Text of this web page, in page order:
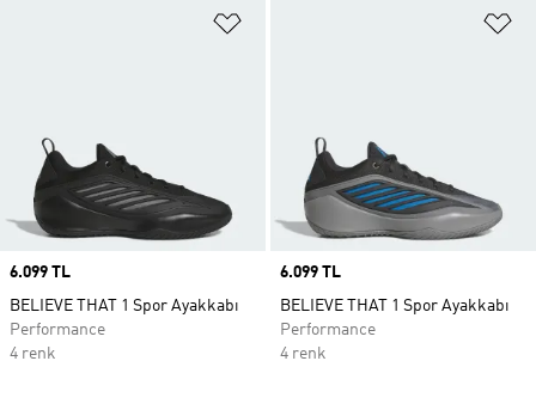
Price
6.099 TL
BELIEVE THAT 1 Spor Ayakkabı
Performance
4 renk
Price
6.099 TL
BELIEVE THAT 1 Spor Ayakkabı
Performance
4 renk